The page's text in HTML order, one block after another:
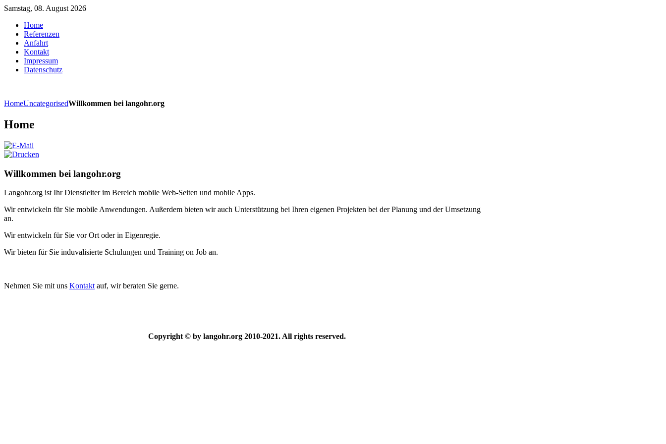
Samstag, 08. August 2026
Home
Referenzen
Anfahrt
Kontakt
Impressum
Datenschutz
HomeUncategorisedWillkommen bei langohr.org
Home
Willkommen bei langohr.org
Langohr.org ist Ihr Dienstleiter im Bereich mobile Web-Seiten und mobile Apps.
Wir entwickeln für Sie mobile Anwendungen. Außerdem bieten wir auch Unterstützung bei Ihren eigenen Projekten bei der Planung und der Umsetzung
an.
Wir entwickeln für Sie vor Ort oder in Eigenregie.
Wir bieten für Sie induvalisierte Schulungen und Training on Job an.
Nehmen Sie mit uns Kontakt auf, wir beraten Sie gerne.
Copyright © by langohr.org2010-2021. All rights reserved.